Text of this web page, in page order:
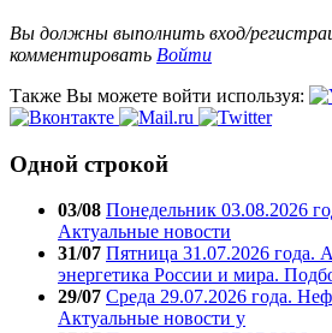
Вы должны выполнить вход/
комментировать Войти
Также Вы можете войти используя:
Одной строкой
03/08 Понедельник 03.08.2026
Актуальные новости
31/07 Пятница 31.07.2026 года.
энергетика России и мира.
29/07 Среда 29.07.2026 года.
Актуальные новости у